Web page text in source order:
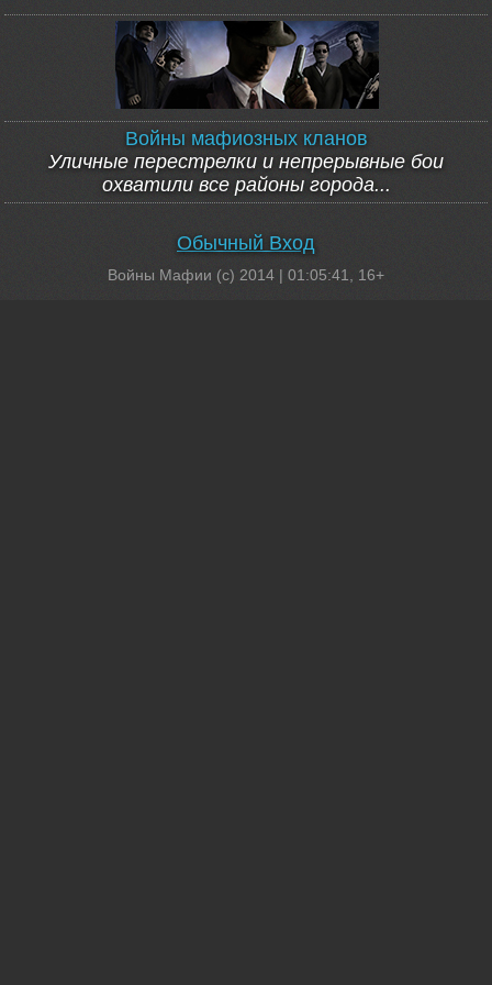
Войны мафиозных кланов
Уличные перестрелки и непрерывные бои
охватили все районы города...
Обычный Вход
Войны Мафии (c) 2014 | 01:05:41 , 16+